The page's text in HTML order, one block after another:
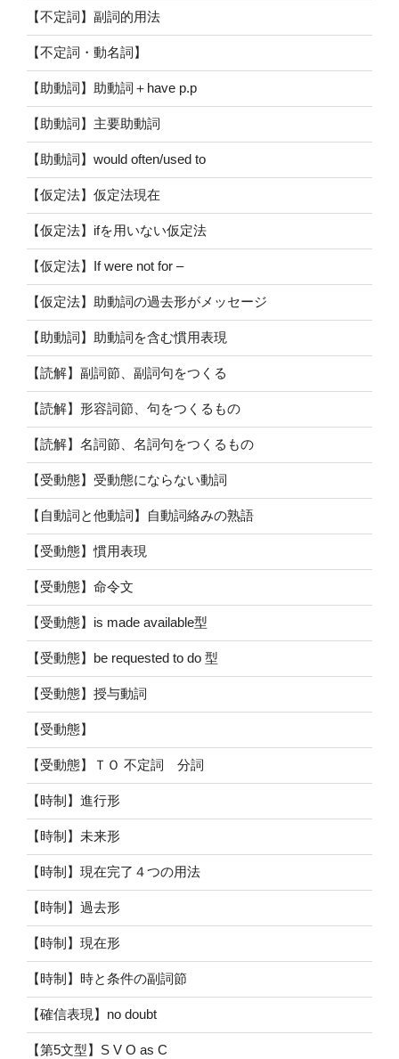
【不定詞】副詞的用法
【不定詞・動名詞】
【助動詞】助動詞＋have p.p
【助動詞】主要助動詞
【助動詞】would often/used to
【仮定法】仮定法現在
【仮定法】ifを用いない仮定法
【仮定法】If were not for –
【仮定法】助動詞の過去形がメッセージ
【助動詞】助動詞を含む慣用表現
【読解】副詞節、副詞句をつくる
【読解】形容詞節、句をつくるもの
【読解】名詞節、名詞句をつくるもの
【受動態】受動態にならない動詞
【自動詞と他動詞】自動詞絡みの熟語
【受動態】慣用表現
【受動態】命令文
【受動態】is made available型
【受動態】be requested to do 型
【受動態】授与動詞
【受動態】
【受動態】ＴＯ 不定詞 分詞
【時制】進行形
【時制】未来形
【時制】現在完了４つの用法
【時制】過去形
【時制】現在形
【時制】時と条件の副詞節
【確信表現】no doubt
【第5文型】S V O as C